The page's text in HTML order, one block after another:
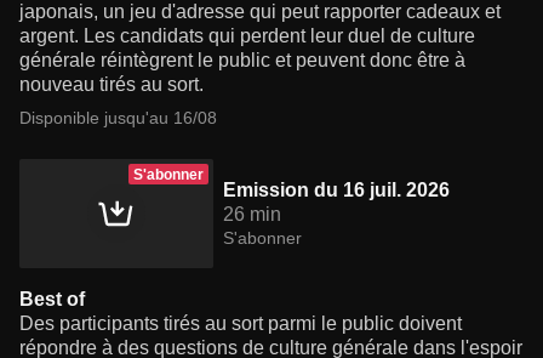
japonais, un jeu d'adresse qui peut rapporter cadeaux et
argent. Les candidats qui perdent leur duel de culture
générale réintègrent le public et peuvent donc être à
nouveau tirés au sort.
Disponible jusqu'au 16/08
S'abonner
Emission du 16 juil. 2026
26 min
S'abonner
Best of
Des participants tirés au sort parmi le public doivent
répondre à des questions de culture générale dans l'espoir